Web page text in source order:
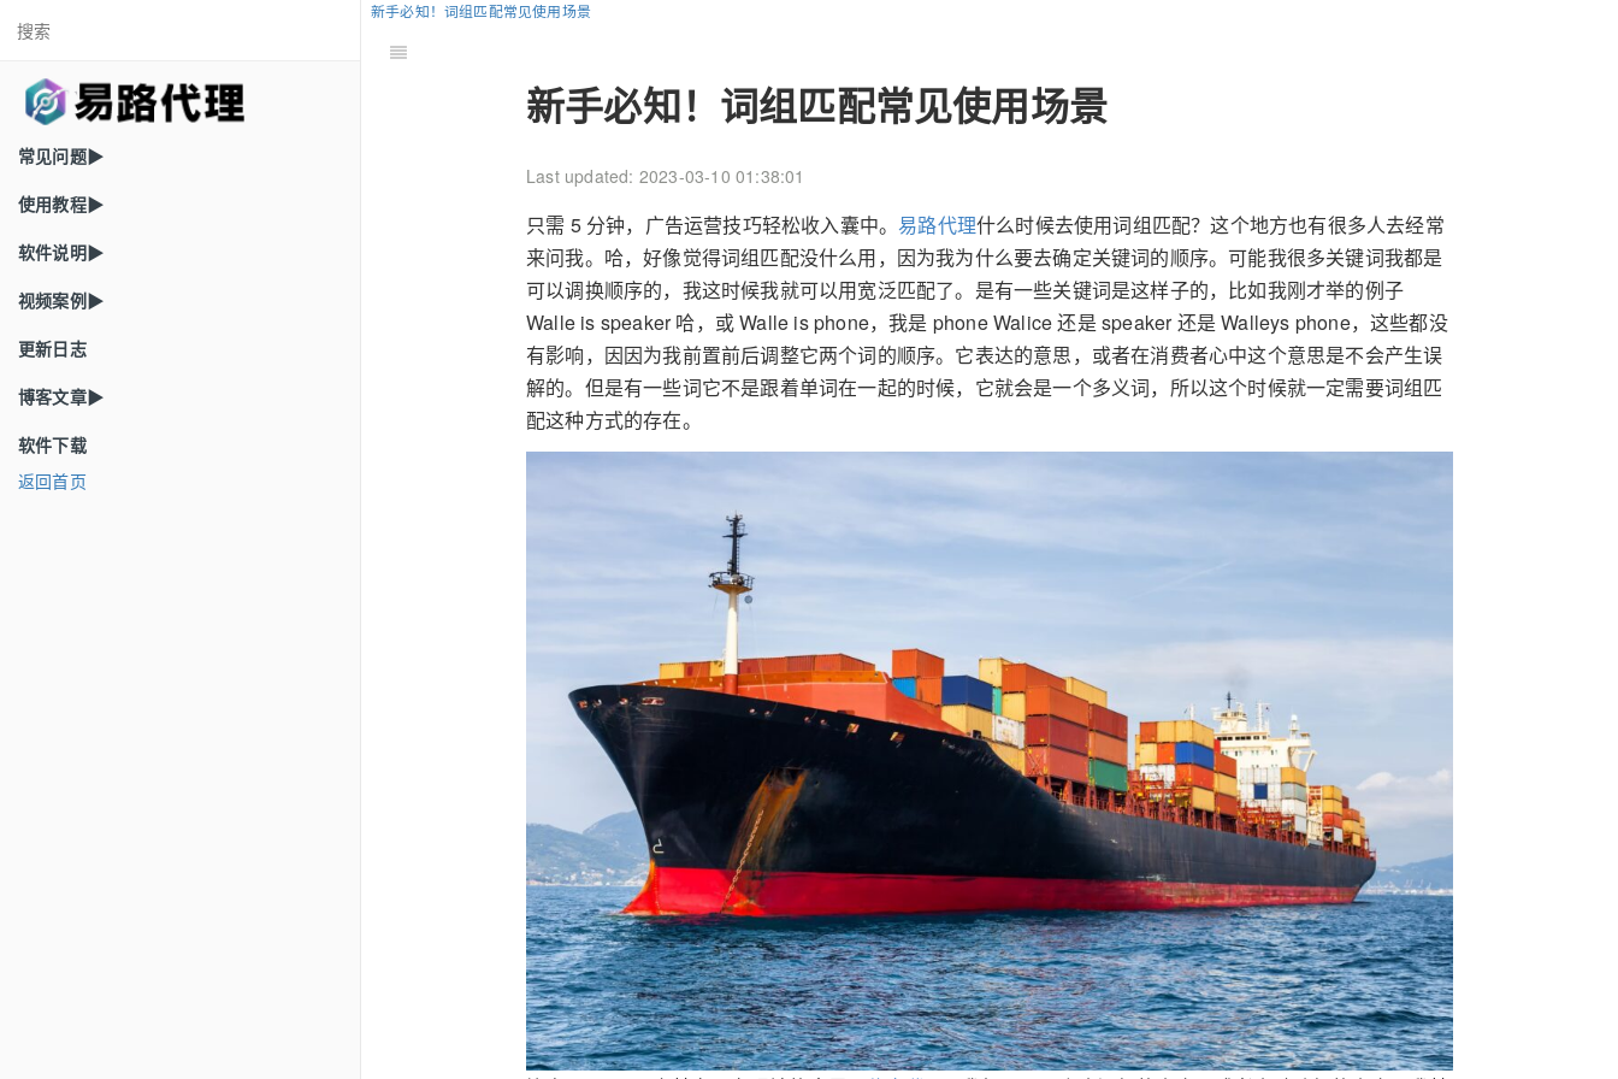
常见问题▶
使用教程▶
软件说明▶
视频案例▶
更新日志
博客文章▶
软件下载
返回首页
新手必知！词组匹配常见使用场景
新手必知！词组匹配常见使用场景
Last updated: 2023-03-10 01:38:01
只需 5 分钟，广告运营技巧轻松收入囊中。易路代理什么时候去使用词组匹配？这个地方也有很多人去经常
来问我。哈，好像觉得词组匹配没什么用，因为我为什么要去确定关键词的顺序。可能我很多关键词我都是
可以调换顺序的，我这时候我就可以用宽泛匹配了。是有一些关键词是这样子的，比如我刚才举的例子
Walle is speaker 哈，或 Walle is phone，我是 phone Walice 还是 speaker 还是 Walleys phone，这些都没
有影响，因因为我前置前后调整它两个词的顺序。它表达的意思，或者在消费者心中这个意思是不会产生误
解的。但是有一些词它不是跟着单词在一起的时候，它就会是一个多义词，所以这个时候就一定需要词组匹
配这种方式的存在。